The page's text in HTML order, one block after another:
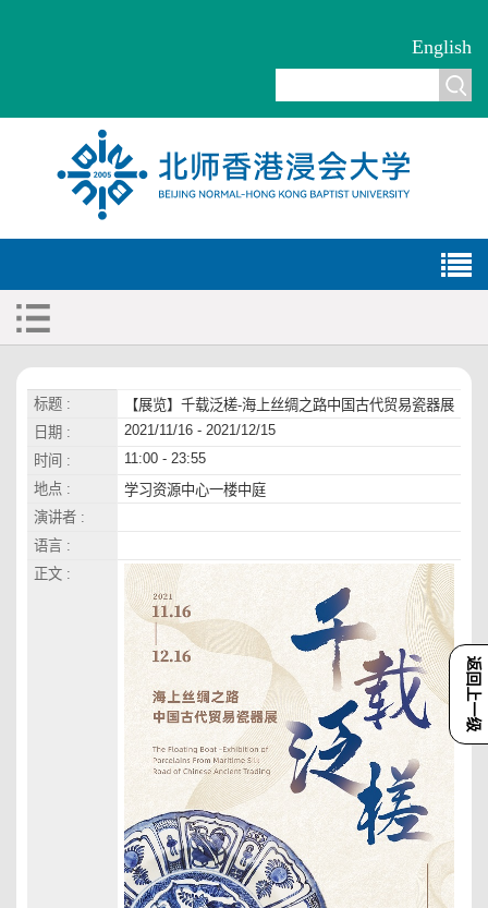
返回上一级
English
标题 :
【展览】千载泛槎-海上丝绸之路中国古代贸易瓷器展
日期 :
2021/11/16 - 2021/12/15
时间 :
11:00 - 23:55
地点 :
学习资源中心一楼中庭
演讲者 :
语言 :
正文 :